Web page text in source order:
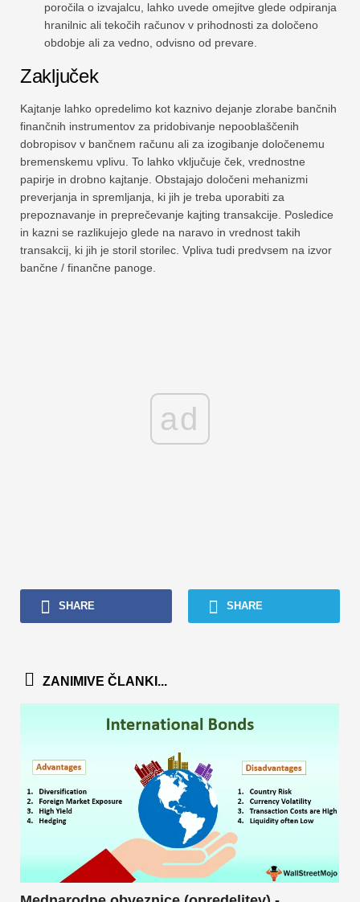
poročila o izvajalcu, lahko uvede omejitve glede odpiranja
hranilnic ali tekočih računov v prihodnosti za določeno
obdobje ali za vedno, odvisno od prevare.
Zaključek
Kajtanje lahko opredelimo kot kaznivo dejanje zlorabe bančnih
finančnih instrumentov za pridobivanje nepooblaščenih
dobropisov v bančnem računu ali za izogibanje določenemu
bremenskemu vplivu. To lahko vključuje ček, vrednostne
papirje in drobno kajtanje. Obstajajo določeni mehanizmi
preverjanja in spremljanja, ki jih je treba uporabiti za
prepoznavanje in preprečevanje kajting transakcije. Posledice
in kazni se razlikujejo glede na naravo in vrednost takih
transakcij, ki jih je storil storilec. Vpliva tudi predvsem na izvor
bančne / finančne panoge.
ad
SHARE SHARE
ZANIMIVE ČLANKI...